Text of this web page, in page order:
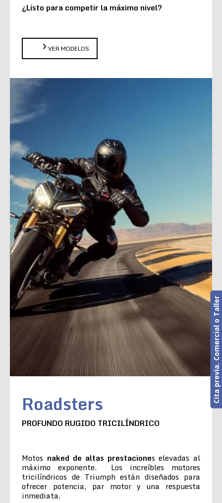
¿Listo para competir la máximo nivel?
VER MODELOS
Roadsters
PROFUNDO RUGIDO TRICILÍNDRICO
Motos naked de altas prestaciones elevadas al
máximo exponente. Los increíbles motores
tricilíndricos de Triumph están diseñados para
ofrecer potencia, par motor y una respuesta
inmediata.
Cita previa. Comercial o Taller